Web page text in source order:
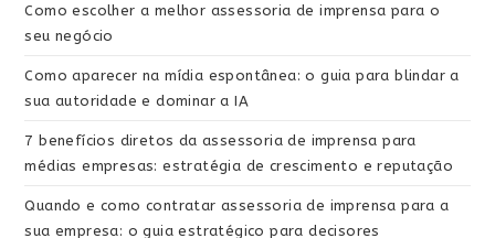
Como escolher a melhor assessoria de imprensa para o
seu negócio
Como aparecer na mídia espontânea: o guia para blindar a
sua autoridade e dominar a IA
7 benefícios diretos da assessoria de imprensa para
médias empresas: estratégia de crescimento e reputação
Quando e como contratar assessoria de imprensa para a
sua empresa: o guia estratégico para decisores